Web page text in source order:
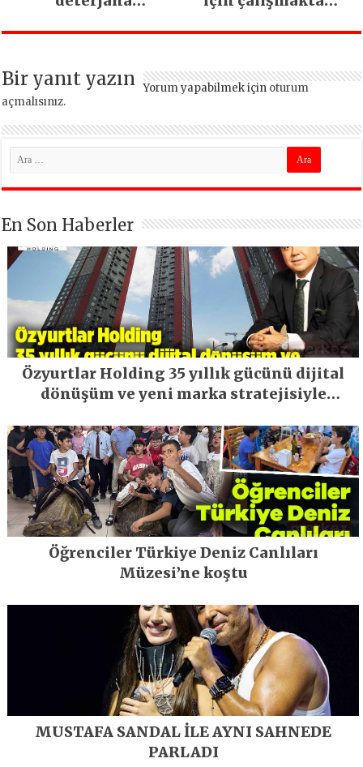
Bir yanıt yazın Yorum yapabilmek için oturum
açmalısınız.
En Son Haberler
Özyurtlar Holding 35 yıllık gücünü dijital
dönüşüm ve yeni marka stratejisiyle
Öğrenciler Türkiye Deniz Canlıları
Müzesi’ne koştu
MUSTAFA SANDAL İLE AYNI SAHNEDE
PARLADI